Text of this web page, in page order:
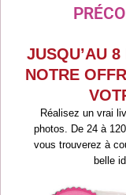
JUSQU’AU
NOTRE
Réalisez un vrai
photos. De 24 à
vous trouverez à
belle